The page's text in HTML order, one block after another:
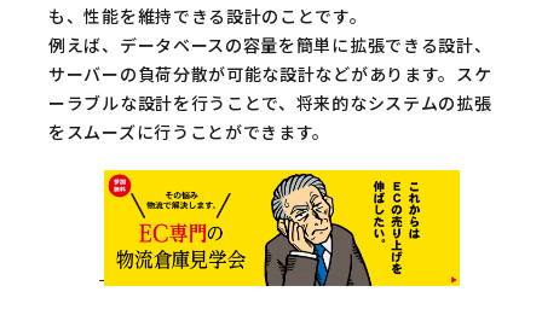
も、性能を維持できる設計のことです。
例えば、データベースの容量を簡単に拡張できる設計、
サーバーの負荷分散が可能な設計などがあります。スケ
ーラブルな設計を行うことで、将来的なシステムの拡張
をスムーズに行うことができます。